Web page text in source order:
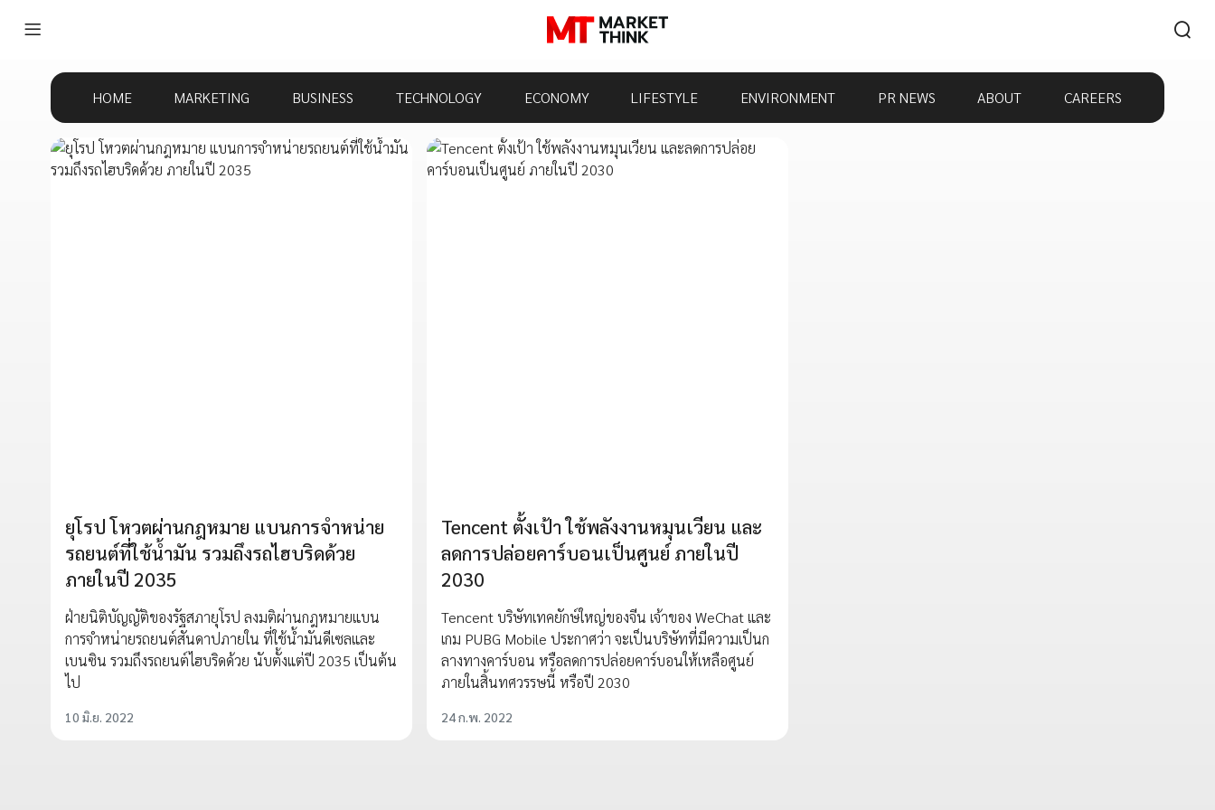
HOME MARKETING BUSINESS TECHNOLOGY ECONOMY LIFESTYLE ENVIRONMENT PR NEWS ABOUT CAREERS
ยุโรป โหวตผ่านกฎหมาย แบนการจำหน่าย
รถยนต์ที่ใช้น้ำมัน รวมถึงรถไฮบริดด้วย
ภายในปี 2035
ฝ่ายนิติบัญญัติของรัฐสภายุโรป ลงมติผ่านกฎหมายแบน
การจำหน่ายรถยนต์สันดาปภายใน ที่ใช้น้ำมันดีเซลและ
เบนซิน รวมถึงรถยนต์ไฮบริดด้วย นับตั้งแต่ปี 2035 เป็นต้น
ไป
10 มิ.ย. 2022
Tencent ตั้งเป้า ใช้พลังงานหมุนเวียน และ
ลดการปล่อยคาร์บอนเป็นศูนย์ ภายในปี
2030
Tencent บริษัทเทคยักษ์ใหญ่ของจีน เจ้าของ WeChat และ
เกม PUBG Mobile ประกาศว่า จะเป็นบริษัทที่มีความเป็นก
ลางทางคาร์บอน หรือลดการปล่อยคาร์บอนให้เหลือศูนย์
ภายในสิ้นทศวรรษนี้ หรือปี 2030
24 ก.พ. 2022